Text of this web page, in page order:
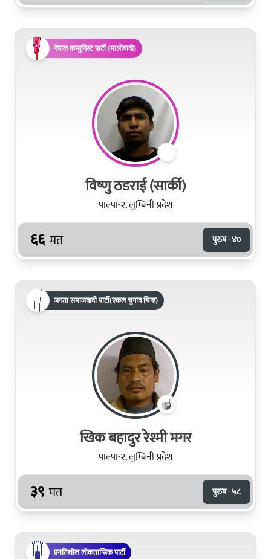
नेपाल कम्युनिस्ट पार्टी (माओवादी)
विष्णु ठडराई (सार्की)
पाल्पा-२, लुम्बिनी प्रदेश
६६ मत पुरुष · ४०
जनता समाजवादी पार्टी(एकल चुनाव चिन्ह)
खिक बहादुर रेश्मी मगर
पाल्पा-२, लुम्बिनी प्रदेश
३९ मत पुरुष · ५८
प्रगतिशील लोकतान्त्रिक पार्टी